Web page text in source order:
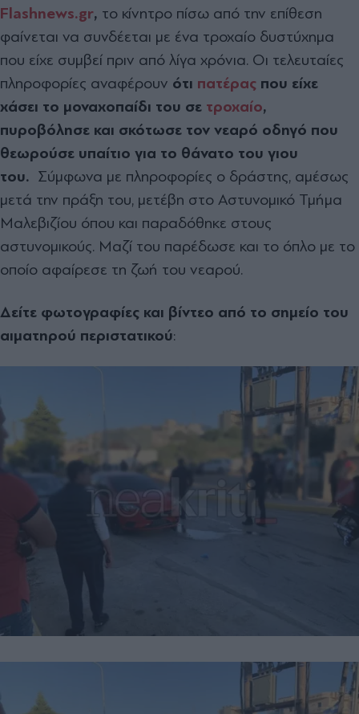
Flashnews.gr, το κίνητρο πίσω από την επίθεση
φαίνεται να συνδέεται με ένα τροχαίο δυστύχημα
που είχε συμβεί πριν από λίγα χρόνια. Οι τελευταίες
πληροφορίες αναφέρουν ότι πατέρας που είχε
χάσει το μοναχοπαίδι του σε τροχαίο,
πυροβόλησε και σκότωσε τον νεαρό οδηγό που
θεωρούσε υπαίτιο για το θάνατο του γιου
του. Σύμφωνα με πληροφορίες ο δράστης, αμέσως
μετά την πράξη του, μετέβη στο Αστυνομικό Τμήμα
Μαλεβιζίου όπου και παραδόθηκε στους
αστυνομικούς. Μαζί του παρέδωσε και το όπλο με το
οποίο αφαίρεσε τη ζωή του νεαρού.
Δείτε φωτογραφίες και βίντεο από το σημείο του
αιματηρού περιστατικού: